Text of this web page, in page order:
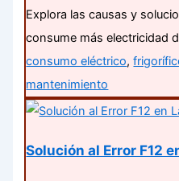
Explora las causas y
consume más electricidad
consumo eléctrico,
mantenimiento
Solución al Error F12